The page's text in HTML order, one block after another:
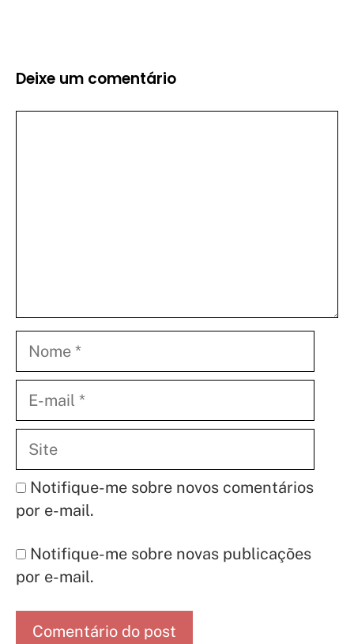
Deixe um comentário
mail
Notifique-me sobre novos comentários
por e-mail.
Notifique-me sobre novas publicações
por e-mail.